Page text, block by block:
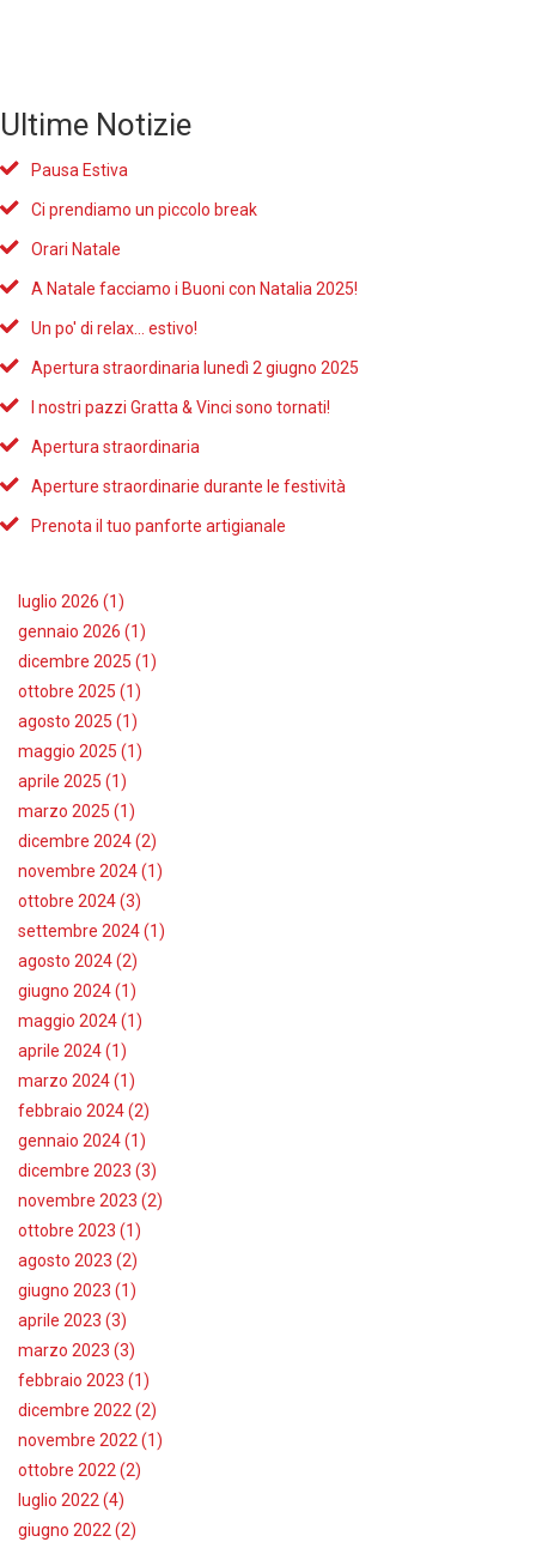
Ultime Notizie
Pausa Estiva
Ci prendiamo un piccolo break
Orari Natale
A Natale facciamo i Buoni con Natalia 2025!
Un po' di relax... estivo!
Apertura straordinaria lunedì 2 giugno 2025
I nostri pazzi Gratta & Vinci sono tornati!
Apertura straordinaria
Aperture straordinarie durante le festività
Prenota il tuo panforte artigianale
luglio 2026 (1)
gennaio 2026 (1)
dicembre 2025 (1)
ottobre 2025 (1)
agosto 2025 (1)
maggio 2025 (1)
aprile 2025 (1)
marzo 2025 (1)
dicembre 2024 (2)
novembre 2024 (1)
ottobre 2024 (3)
settembre 2024 (1)
agosto 2024 (2)
giugno 2024 (1)
maggio 2024 (1)
aprile 2024 (1)
marzo 2024 (1)
febbraio 2024 (2)
gennaio 2024 (1)
dicembre 2023 (3)
novembre 2023 (2)
ottobre 2023 (1)
agosto 2023 (2)
giugno 2023 (1)
aprile 2023 (3)
marzo 2023 (3)
febbraio 2023 (1)
dicembre 2022 (2)
novembre 2022 (1)
ottobre 2022 (2)
luglio 2022 (4)
giugno 2022 (2)